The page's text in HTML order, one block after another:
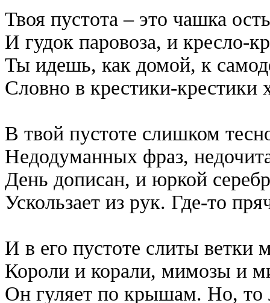
Твоя пустота – это чашка
И гудок паровоза, и кресло-
Ты идешь, как домой, к
Словно в крестики-крестики
В твой пустоте слишком
Недодуманных фраз,
День дописан, и юркой
Ускользает из рук. Где-то
И в его пустоте слиты ветки
Короли и корали, мимозы и
Он гуляет по крышам. Но, то